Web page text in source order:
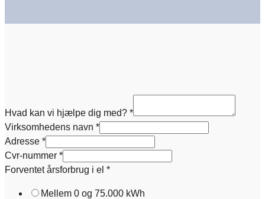
Hvad kan vi hjælpe dig med? *
Virksomhedens navn *
Adresse *
Cvr-nummer *
Forventet årsforbrug i el *
Mellem 0 og 75.000 kWh